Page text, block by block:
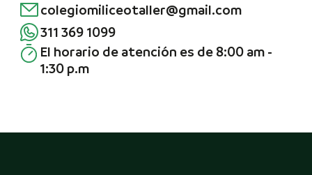
colegiomiliceotaller@gmail.com
311 369 1099
El horario de atención es de 8:00 am -
1:30 p.m